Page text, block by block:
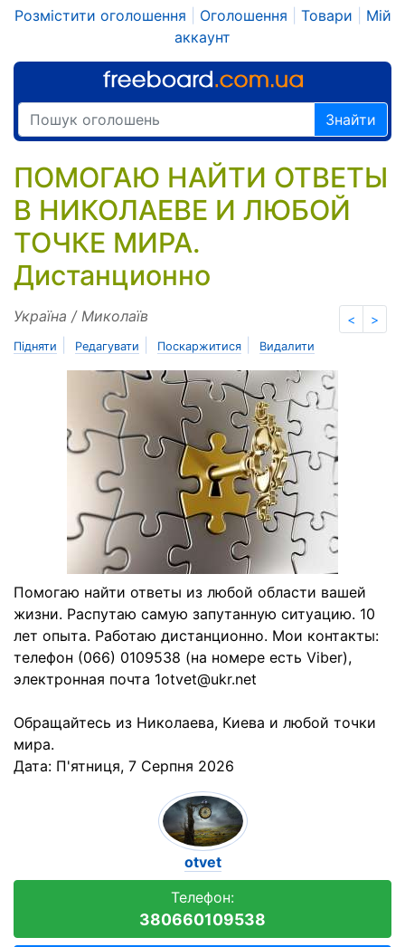
Розмістити оголошення Оголошення Товари
Мій
аккаунт
Знайти
ПОМОГАЮ НАЙТИ ОТВЕТЫ
В НИКОЛАЕВЕ И ЛЮБОЙ
ТОЧКЕ МИРА.
Дистанционно
< >
Україна / Миколаїв
Підняти Редагувати Поскаржитися Видалити
Помогаю найти ответы из любой области вашей
жизни. Распутаю самую запутанную ситуацию. 10
лет опыта. Работаю дистанционно. Мои контакты:
телефон (066) 0109538 (на номере есть Viber),
электронная почта 1otvet@ukr.net
Обращайтесь из Николаева, Киева и любой точки
мира.
Дата: П'ятниця, 7 Серпня 2026
otvet
Телефон:
380660109538